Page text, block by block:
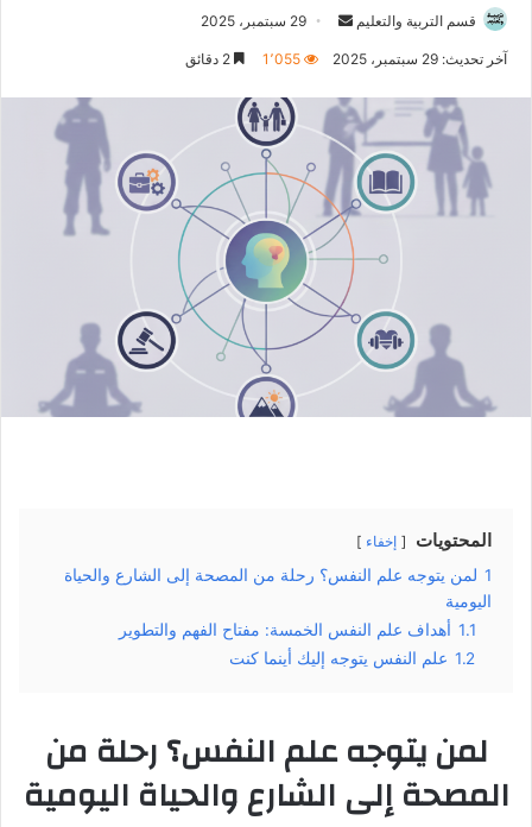
قسم التربية والتعليم 29 سبتمبر، 2025
آخر تحديث: 29 سبتمبر، 2025 1٬055
المحتويات إخفاء
1 لمن يتوجه علم النفس؟ رحلة من المصحة إلى الشارع والحياة
اليومية
1.1 أهداف علم النفس الخمسة: مفتاح الفهم والتطوير
1.2 علم النفس يتوجه إليك أينما كنت
لمن يتوجهعلم النفس؟ رحلة من
المصحة إلى الشارع والحياة اليومية